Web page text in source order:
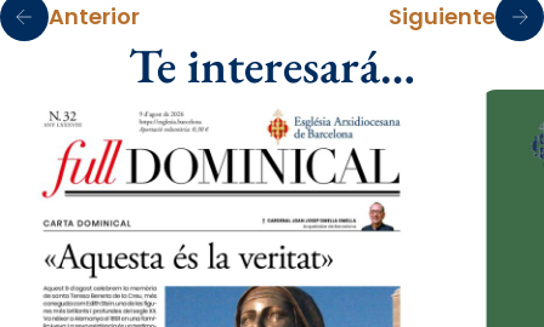
Anterior Siguiente
Te interesará…